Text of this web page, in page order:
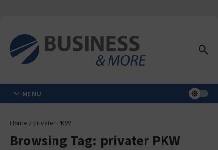
MENU
Home / privater PKW
Browsing Tag: privater PKW